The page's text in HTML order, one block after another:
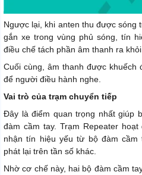
Ngược lại, khi anten thu được sóng
gắn xe trong vùng phủ sóng, tín
điều chế tách phần âm thanh ra khỏi
Cuối cùng, âm thanh được khuếch
để người điều hành nghe.
Vai trò của trạm chuyển tiếp
Đây là điểm quan trọng nhất giúp
đàm cầm tay. Trạm Repeater
nhận tín hiệu yếu từ bộ đàm cầm
phát lại trên tần số khác.
Nhờ cơ chế này, hai bộ đàm cầm